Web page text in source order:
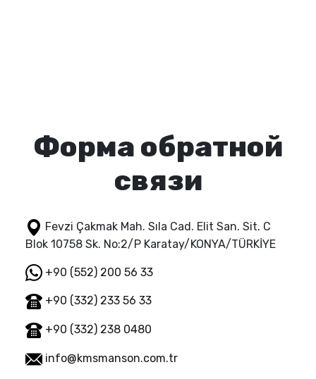
Форма обратной
связи
Fevzi Çakmak Mah. Sıla Cad. Elit San. Sit. C
Blok 10758 Sk. No:2/P Karatay/KONYA/TÜRKİYE
+90 (552) 200 56 33
+90 (332) 233 56 33
+90 (332) 238 0480
info@kmsmanson.com.tr